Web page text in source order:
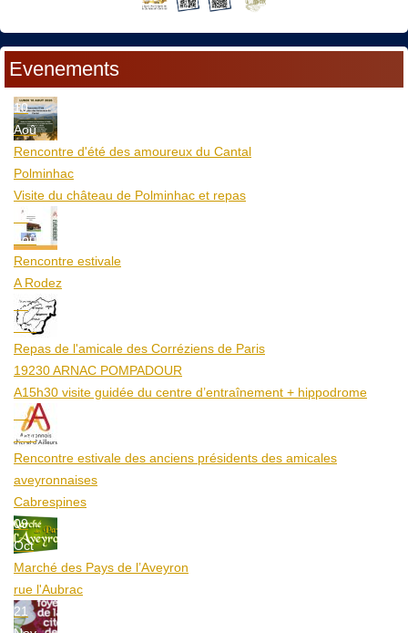
Evenements
10
Aoû
Rencontre d'été des amoureux du Cantal
Polminhac
Visite du château de Polminhac et repas
12
Aoû
Rencontre estivale
A Rodez
23
Aoû
Repas de l'amicale des Corréziens de Paris
19230 ARNAC POMPADOUR
A15h30 visite guidée du centre d’entraînement + hippodrome
25
Aoû
Rencontre estivale des anciens présidents des amicales
aveyronnaises
Cabrespines
09
Oct
Marché des Pays de l’Aveyron
rue l'Aubrac
21